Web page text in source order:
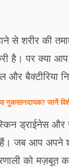
से शरीर की
है। पर क्या
और बैक्टीरिया
जानें
स्किन ड्राईनेस
आप अपने
को मज़बूत